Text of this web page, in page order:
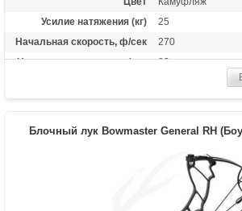
Усилие натяжения (кг)
25
Начальная скорость, ф/сек
270
Начальная скорость, м/сек
82
Сброс усилия (%)
60%
3-x пиновый
сайт, воск, две
Пластиковая
пиновый прицел
Блочный лук Bowmaster General RH